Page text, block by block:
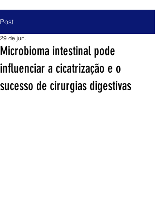
Post
Microbioma intestinal pode
influenciar a cicatrização e o
sucesso de cirurgias digestivas
29 de jun.